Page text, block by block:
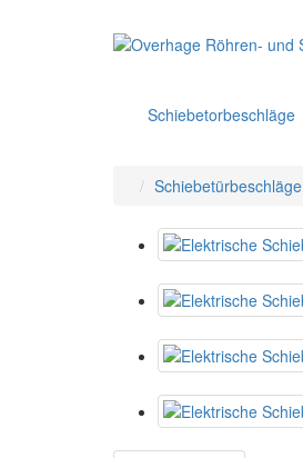
Schiebetorbeschläge
Schiebetürbeschläge